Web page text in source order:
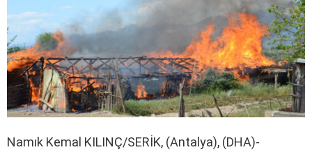
Namık Kemal KILINÇ/SERİK, (Antalya), (DHA)-